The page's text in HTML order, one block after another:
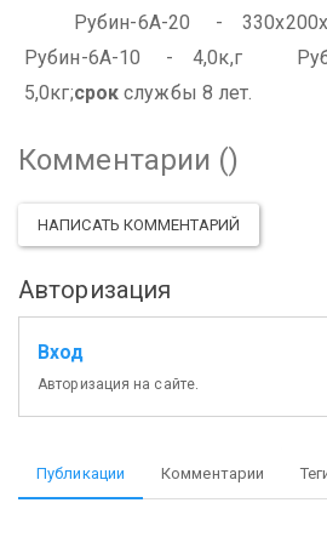
Рубин-6А-20 -
Рубин-6А-10 - 4,0к,г
5,0кг;срок службы 8 лет.
Комментарии ()
НАПИСАТЬ КОММЕНТАРИЙ
Авторизация
Вход
Авторизация на сайте.
Публикации Комментарии